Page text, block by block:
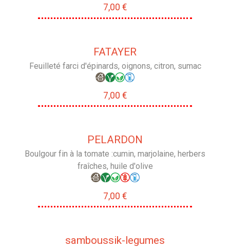
7,00 €
FATAYER
Feuilleté farci d'épinards, oignons, citron, sumac
7,00 €
PELARDON
Boulgour fin à la tomate :cumin, marjolaine, herbers
fraîches, huile d'olive
7,00 €
samboussik-legumes